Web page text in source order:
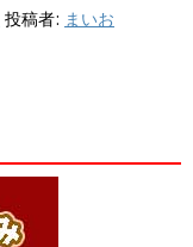
投稿者: まいお